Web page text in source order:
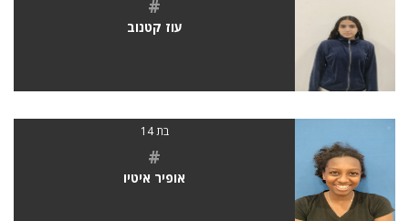
#
עוז קטנוב
בת 14
#
אופיר איטיו